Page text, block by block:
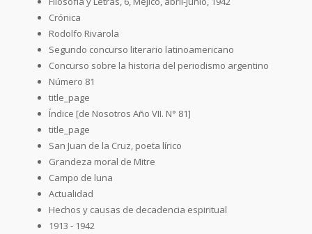
Crónica
Rodolfo Rivarola
Segundo concurso literario latinoamericano
Concurso sobre la historia del periodismo argentino
Número 81
title_page
Índice [de Nosotros Año VII. N° 81]
title_page
San Juan de la Cruz, poeta lírico
Grandeza moral de Mitre
Campo de luna
Actualidad
Hechos y causas de decadencia espiritual
1913 - 1942